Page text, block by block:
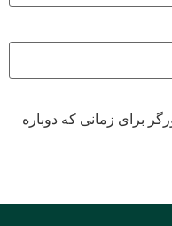
برای زمانی که دوباره